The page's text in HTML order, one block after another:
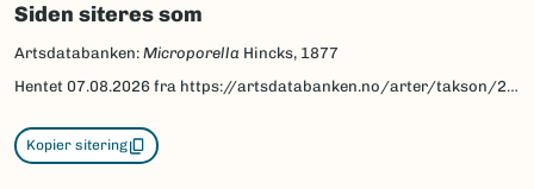
Siden siteres som
Artsdatabanken: Microporella Hincks, 1877
Hentet 07.08.2026 fra https://artsdatabanken.no/arter/takson/25665
Kopier sitering